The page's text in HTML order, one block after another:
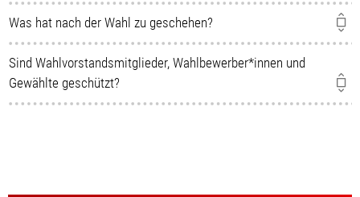
Was hat nach der Wahl zu geschehen?
Sind Wahlvorstandsmitglieder, Wahlbewerber*innen und
Gewählte geschützt?